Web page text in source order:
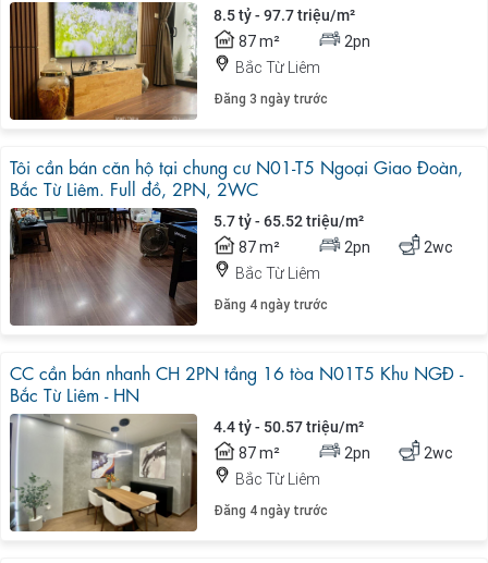
8.5 tỷ - 97.7 triệu/m²
87 m²
2pn
Bắc Từ Liêm
Đăng 3 ngày trước
Tôi cần bán căn hộ tại chung cư N01-T5 Ngoại Giao Đoàn,
Bắc Từ Liêm. Full đồ, 2PN, 2WC
5.7 tỷ - 65.52 triệu/m²
87 m²
2pn
2wc
Bắc Từ Liêm
Đăng 4 ngày trước
CC cần bán nhanh CH 2PN tầng 16 tòa N01T5 Khu NGĐ -
Bắc Từ Liêm - HN
4.4 tỷ - 50.57 triệu/m²
87 m²
2pn
2wc
Bắc Từ Liêm
Đăng 4 ngày trước